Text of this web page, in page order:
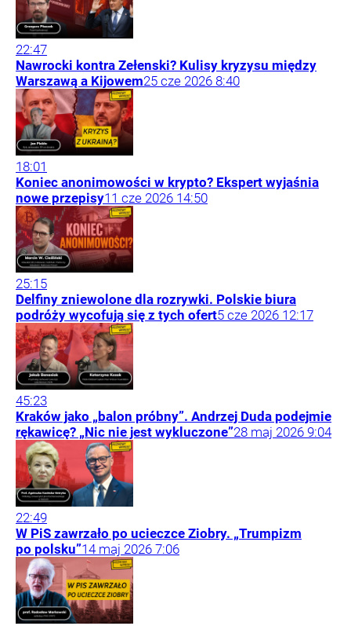
22:47
Nawrocki kontra Zełenski? Kulisy kryzysu między
Warszawą a Kijowem25 cze 2026 8:40
18:01
Koniec anonimowości w krypto? Ekspert wyjaśnia
nowe przepisy11 cze 2026 14:50
25:15
Delfiny zniewolone dla rozrywki. Polskie biura
podróży wycofują się z tych ofert5 cze 2026 12:17
45:23
Kraków jako „balon próbny”. Andrzej Duda podejmie
rękawicę? „Nic nie jest wykluczone”28 maj 2026 9:04
22:49
W PiS zawrzało po ucieczce Ziobry. „Trumpizm
po polsku”14 maj 2026 7:06